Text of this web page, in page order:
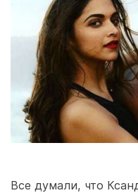
Все думали, что